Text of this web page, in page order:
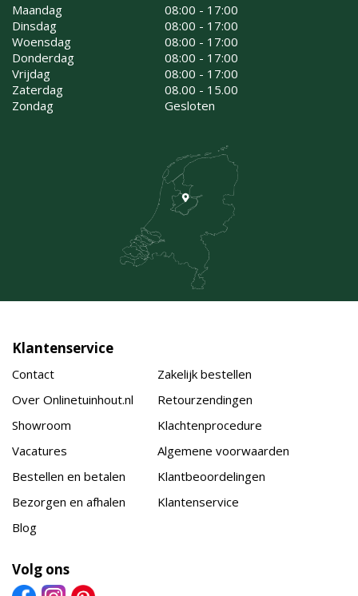
Maandag
08:00 - 17:00
Dinsdag
08:00 - 17:00
Woensdag
08:00 - 17:00
Donderdag
08:00 - 17:00
Vrijdag
08:00 - 17:00
Zaterdag
08.00 - 15.00
Zondag
Gesloten
Klantenservice
Contact
Over Onlinetuinhout.nl
Showroom
Vacatures
Bestellen en betalen
Bezorgen en afhalen
Blog
Zakelijk bestellen
Retourzendingen
Klachtenprocedure
Algemene voorwaarden
Klantbeoordelingen
Klantenservice
Volg ons